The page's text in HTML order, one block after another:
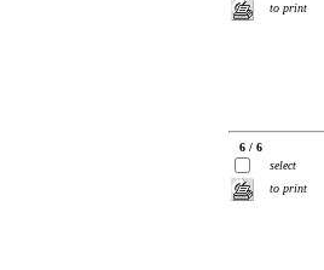
to print
6 / 6
select
to print